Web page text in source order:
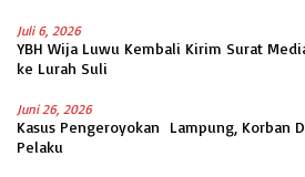
Juli 6, 2026
YBH Wija Luwu Kembali Kirim Surat
ke Lurah Suli
Juni 26, 2026
Kasus Pengeroyokan Lampung, Korban
Pelaku